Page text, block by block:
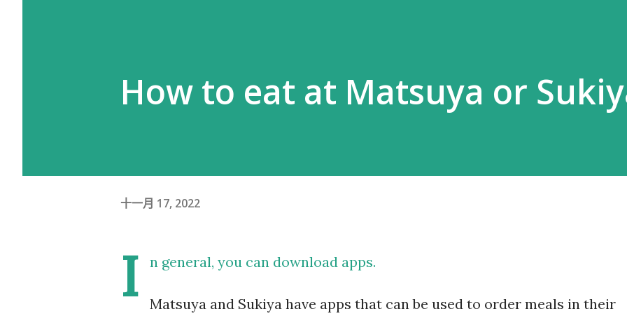
以为，把入札仕様書交给工作人员
人员告诉我： 入札仕様書最后一页
有携带，对方这次没有追究，仍然让
How to eat at Matsuya or
十一月 17, 2022
I n general, you can download apps.
Matsuya and Sukiya have apps that can be used to order meals in their